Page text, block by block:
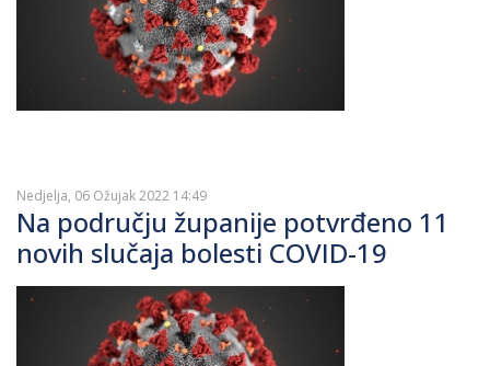
Nedjelja, 06 Ožujak 2022 14:49
Na području županije potvrđeno 11
novih slučaja bolesti COVID-19